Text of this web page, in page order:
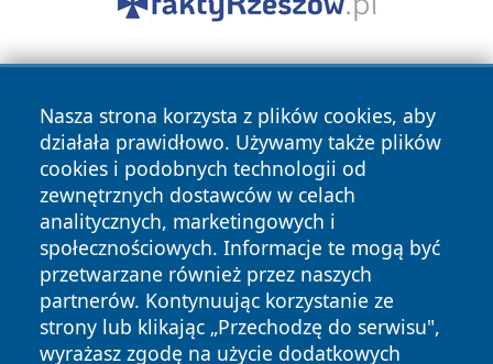
Nasza strona korzysta z plików cookies, aby
działała prawidłowo. Używamy także plików
cookies i podobnych technologii od
zewnętrznych dostawców w celach
analitycznych, marketingowych i
społecznościowych. Informacje te mogą być
przetwarzane również przez naszych
partnerów. Kontynuując korzystanie ze
strony lub klikając „Przechodzę do serwisu",
wyrażasz zgodę na użycie dodatkowych
Copyright © 2026 faktykrakowa.pl Wszystkie prawa
zastrzeżone.
News Autorzy
Polityka
Prywatności
Polityka
Cookies